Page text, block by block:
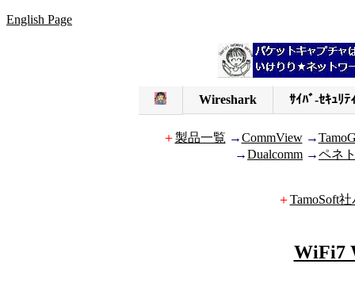
English Page
Wireshark ｻｲﾊﾞ-ｾｷｭﾘﾃ
＋製品一覧 →CommView→
→Dualcomm →ペネ
＋TamoSoft
WiFi7